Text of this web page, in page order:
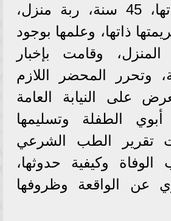
وبسؤال والدتها، 45 سنة، ربة منزل،
ذاتها، وعلمها بوجود
وقامت بإخبار
وتحرر المحضر اللازم
على النيابة العامة
الطفلة وتسليمها
تقرير الطب الشرعي
الوفاة وكيفية حدوثها،
عن الواقعة وظروفها